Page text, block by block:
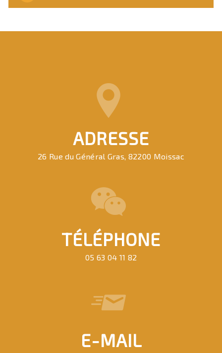
ADRESSE
26 Rue du Général Gras, 82200 Moissac
TÉLÉPHONE
05 63 04 11 82
E-MAIL